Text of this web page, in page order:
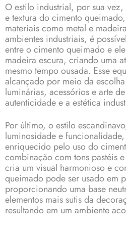
O estilo industrial, por sua
e textura do cimento
materiais como metal e
ambientes industriais, é
entre o cimento queimado e
madeira escura, criando uma
mesmo tempo ousada. Esse
alcançado por meio da
luminárias, acessórios e arte
autenticidade e a estética
Por último, o estilo
luminosidade e
enriquecido pelo uso do
combinação com tons pastéis
cria um visual harmonioso e
queimado pode ser usado em
proporcionando uma base
elementos mais sutis da
resultando em um ambiente